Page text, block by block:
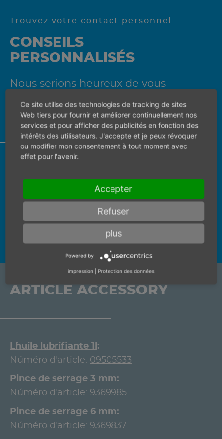
Trouvez votre contact personnel
CONSEILS
PERSONNALISÉS
Nous serions heureux de vous
produit.
trouver la bonne personne de contact.
ARTICLE ACCESSORY
L`huile lubrifiante 1l
Núméro d'article: 09505533
Pince de serrage 3 mm
Núméro d'article: 9369985
Pince de serrage 6 mm
Núméro d'article: 9369837
Ce site utilise des technologies de tracking de sites
Web tiers pour fournir et améliorer continuellement nos
services et pour afficher des publicités en fonction des
intérêts des utilisateurs. J'accepte et je peux révoquer
ou modifier mon consentement à tout moment avec
effet pour l'avenir.
Accepter
Refuser
plus
Powered by
impression Protection des données